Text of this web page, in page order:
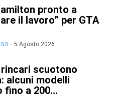
pronto a
il lavoro” per GTA
- 5 Agosto 2026
rincari scuotono
alcuni modelli
fino a 200...